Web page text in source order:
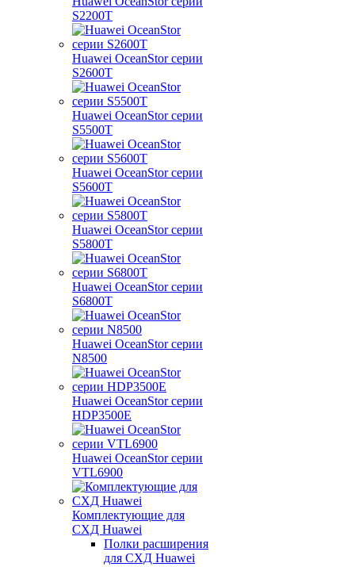
S2200T
Huawei OceanStor серии
S2600T
Huawei OceanStor серии
S5500T
Huawei OceanStor серии
S5600T
Huawei OceanStor серии
S5800T
Huawei OceanStor серии
S6800T
Huawei OceanStor серии
N8500
Huawei OceanStor серии
HDP3500E
Huawei OceanStor серии
VTL6900
Комплектующие для
СХД Huawei
Полки расширения
для СХД Huawei